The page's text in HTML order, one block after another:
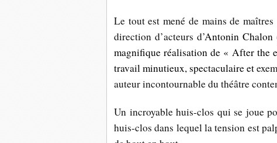
Le tout est mené de mains de
direction d’acteurs d’Antonin Chalon
magnifique réalisation de « After the
travail minutieux, spectaculaire et
auteur incontournable du théâtre
Un incroyable huis-clos qui se joue
huis-clos dans lequel la tension est